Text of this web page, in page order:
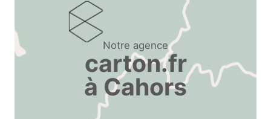
Notre agence
carton.fr
à Cahors